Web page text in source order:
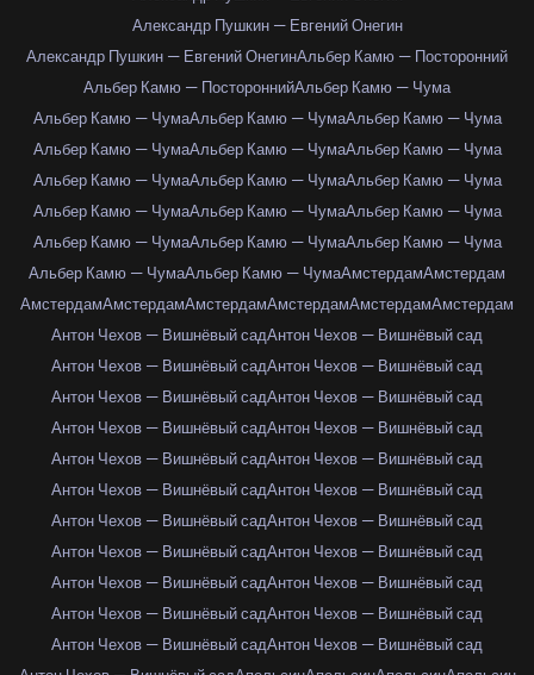
Александр Пушкин — Евгений Онегин
Александр Пушкин — Евгений ОнегинАльбер Камю — Посторонний
Альбер Камю — ПостороннийАльбер Камю — Чума
Альбер Камю — ЧумаАльбер Камю — ЧумаАльбер Камю — Чума
Альбер Камю — ЧумаАльбер Камю — ЧумаАльбер Камю — Чума
Альбер Камю — ЧумаАльбер Камю — ЧумаАльбер Камю — Чума
Альбер Камю — ЧумаАльбер Камю — ЧумаАльбер Камю — Чума
Альбер Камю — ЧумаАльбер Камю — ЧумаАльбер Камю — Чума
Альбер Камю — ЧумаАльбер Камю — ЧумаАмстердамАмстердам
АмстердамАмстердамАмстердамАмстердамАмстердамАмстердам
Антон Чехов — Вишнёвый садАнтон Чехов — Вишнёвый сад
Антон Чехов — Вишнёвый садАнтон Чехов — Вишнёвый сад
Антон Чехов — Вишнёвый садАнтон Чехов — Вишнёвый сад
Антон Чехов — Вишнёвый садАнтон Чехов — Вишнёвый сад
Антон Чехов — Вишнёвый садАнтон Чехов — Вишнёвый сад
Антон Чехов — Вишнёвый садАнтон Чехов — Вишнёвый сад
Антон Чехов — Вишнёвый садАнтон Чехов — Вишнёвый сад
Антон Чехов — Вишнёвый садАнтон Чехов — Вишнёвый сад
Антон Чехов — Вишнёвый садАнтон Чехов — Вишнёвый сад
Антон Чехов — Вишнёвый садАнтон Чехов — Вишнёвый сад
Антон Чехов — Вишнёвый садАнтон Чехов — Вишнёвый сад